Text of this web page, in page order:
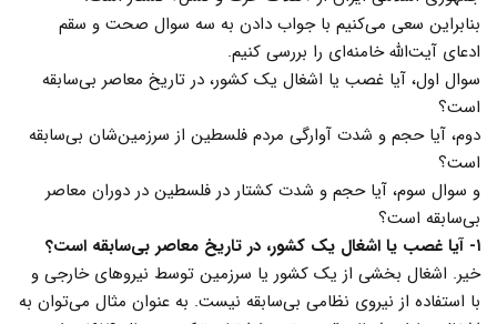
بنابراین سعی می‌کنیم با جواب دادن به سه سوال صحت و سقم
ادعای آیت‌الله خامنه‌ای را بررسی کنیم.
سوال اول، آیا غصب یا اشغال یک کشور، در تاریخ معاصر بی‌سابقه
است؟
دوم، آیا حجم و شدت آوارگی مردم فلسطین از سرزمین‌شان بی‌سابقه
است؟
و سوال سوم، آیا حجم و شدت کشتار در فلسطین در دوران معاصر
بی‌سابقه است؟
۱- آیا غصب یا اشغال یک کشور، در تاریخ معاصر بی‌سابقه است؟
خیر. اشغال بخشی از یک کشور یا سرزمین‌ توسط نیروهای خارجی و
با استفاده از نیروی نظامی بی‌سابقه نیست. به عنوان مثال می‌توان به